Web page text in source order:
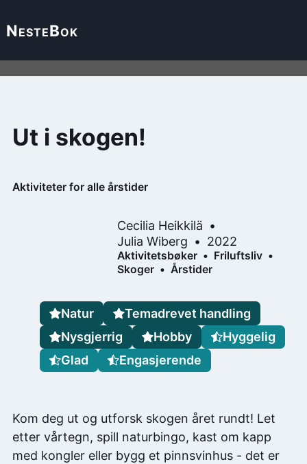
NesteBok
Ut i skogen!
Aktiviteter for alle årstider
Cecilia Heikkilä
Julia Wiberg
2022
Aktivitetsbøker
Friluftsliv
Skoger
Årstider
Kom deg ut og utforsk skogen året rundt! Let
etter vårtegn, spill naturbingo, kast om kapp
med kongler eller bygg et pinnsvinhus - det er
Natur
Temadrevet handling
Nysgjerrig
Hobby
Hyggelig
Glad
Engasjerende